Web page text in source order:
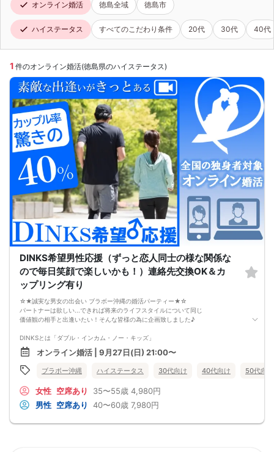
オンライン婚活 徳島全域 徳島市
ハイステータス すべてのこだわり条件 20代 30代 40代
1 件のオンライン婚活(徳島県のハイステータス)
DINKS希望男性応援（ずっと恋人同士の様な関係な
ので毎日笑顔で楽しいかも！）連絡先交換OK＆カ
ップリング有り
☆★誠実な男女の出会い ブラボー沖縄の婚活パーティー★☆
パートナーは欲しい...できれば将来のライフスタイルについて同じ
価値観の相手と出逢いたい！そんな皆様の為に企画致しました♪
DINKSとは「ダブル・インカム・ノー・キッズ」
夫婦２人だけの結婚生活を希望する男性にお集まり頂きます。
DINKSにはこだわってないけれど共働きをしながら、
パートナーと二人だけのライフスタイルを楽しみたい、
【注意事項】
・全国各地に募集しております。お相手の居住地はご自身の居住地と異なる場合
オンライン婚活 | 9月27日(日) 21:00〜
ブラボー沖縄 ハイステータス 30代向け 40代向け 50代向け
女性 空席あり 35〜55歳 4,980円
男性 空席あり 40〜60歳 7,980円